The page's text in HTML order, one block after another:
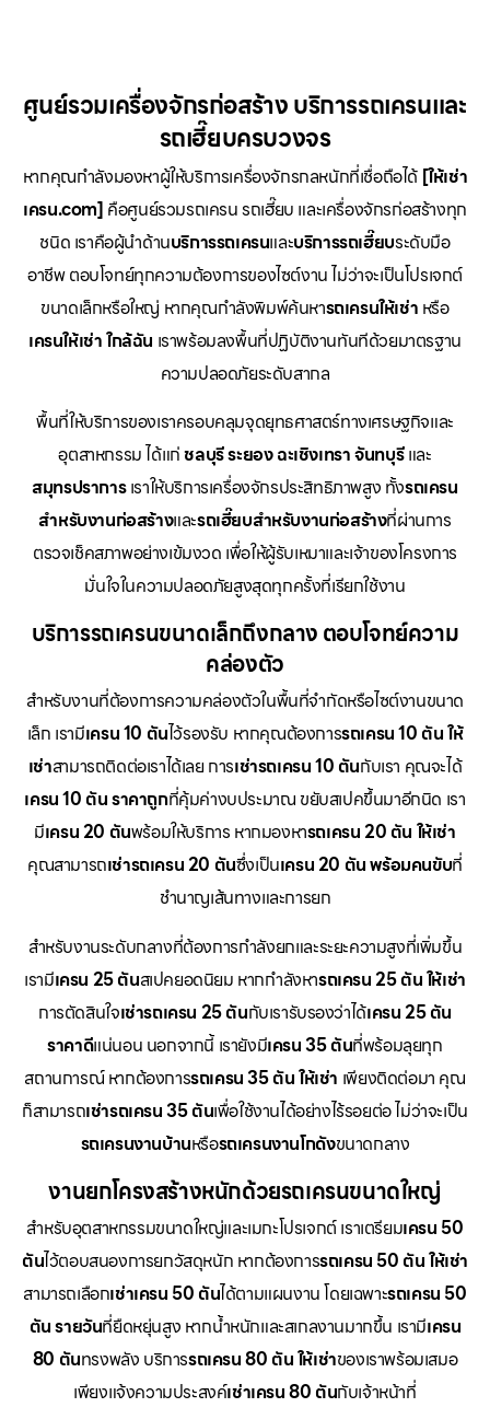
ศูนย์รวมเครื่องจักรก่อสร้าง บริการรถเครนและ
รถเฮี๊ยบครบวงจร
หากคุณกำลังมองหาผู้ให้บริการเครื่องจักรกลหนักที่เชื่อถือได้ [ให้เช่า
เครน.com] คือศูนย์รวมรถเครน รถเฮี๊ยบ และเครื่องจักรก่อสร้างทุก
ชนิด เราคือผู้นำด้านบริการรถเครนและบริการรถเฮี๊ยบระดับมือ
อาชีพ ตอบโจทย์ทุกความต้องการของไซต์งาน ไม่ว่าจะเป็นโปรเจกต์
ขนาดเล็กหรือใหญ่ หากคุณกำลังพิมพ์ค้นหารถเครนให้เช่า หรือ
เครนให้เช่าใกล้ฉัน เราพร้อมลงพื้นที่ปฏิบัติงานทันทีด้วยมาตรฐาน
ความปลอดภัยระดับสากล
พื้นที่ให้บริการของเราครอบคลุมจุดยุทธศาสตร์ทางเศรษฐกิจและ
อุตสาหกรรม ได้แก่ชลบุรีระยองฉะเชิงเทราจันทบุรีและ
สมุทรปราการเราให้บริการเครื่องจักรประสิทธิภาพสูง ทั้งรถเครน
สำหรับงานก่อสร้างและรถเฮี๊ยบสำหรับงานก่อสร้างที่ผ่านการ
ตรวจเช็คสภาพอย่างเข้มงวด เพื่อให้ผู้รับเหมาและเจ้าของโครงการ
มั่นใจในความปลอดภัยสูงสุดทุกครั้งที่เรียกใช้งาน
บริการรถเครนขนาดเล็กถึงกลาง ตอบโจทย์ความ
คล่องตัว
สำหรับงานที่ต้องการความคล่องตัวในพื้นที่จำกัดหรือไซต์งานขนาด
เล็ก เรามีเครน 10 ตันไว้รองรับ หากคุณต้องการรถเครน 10 ตัน ให้
เช่าสามารถติดต่อเราได้เลย การเช่ารถเครน 10 ตันกับเรา คุณจะได้
เครน 10 ตัน ราคาถูกที่คุ้มค่างบประมาณ ขยับสเปคขึ้นมาอีกนิด เรา
มีเครน 20 ตันพร้อมให้บริการ หากมองหารถเครน 20 ตัน ให้เช่า
คุณสามารถเช่ารถเครน 20 ตันซึ่งเป็นเครน 20 ตัน พร้อมคนขับที่
ชำนาญเส้นทางและการยก
สำหรับงานระดับกลางที่ต้องการกำลังยกและระยะความสูงที่เพิ่มขึ้น
เรามีเครน 25 ตันสเปคยอดนิยม หากกำลังหารถเครน 25 ตัน ให้เช่า
การตัดสินใจเช่ารถเครน 25 ตันกับเรารับรองว่าได้เครน 25 ตัน
ราคาดีแน่นอน นอกจากนี้ เรายังมีเครน 35 ตันที่พร้อมลุยทุก
สถานการณ์ หากต้องการรถเครน 35 ตัน ให้เช่า เพียงติดต่อมา คุณ
ก็สามารถเช่ารถเครน 35 ตันเพื่อใช้งานได้อย่างไร้รอยต่อ ไม่ว่าจะเป็น
รถเครนงานบ้านหรือรถเครนงานโกดังขนาดกลาง
งานยกโครงสร้างหนักด้วยรถเครนขนาดใหญ่
สำหรับอุตสาหกรรมขนาดใหญ่และเมกะโปรเจกต์ เราเตรียมเครน 50
ตันไว้ตอบสนองการยกวัสดุหนัก หากต้องการรถเครน 50 ตัน ให้เช่า
สามารถเลือกเช่าเครน 50 ตันได้ตามแผนงาน โดยเฉพาะรถเครน 50
ตัน รายวันที่ยืดหยุ่นสูง หากน้ำหนักและสเกลงานมากขึ้น เรามีเครน
80 ตันทรงพลัง บริการรถเครน 80 ตัน ให้เช่าของเราพร้อมเสมอ
เพียงแจ้งความประสงค์เช่าเครน 80 ตันกับเจ้าหน้าที่